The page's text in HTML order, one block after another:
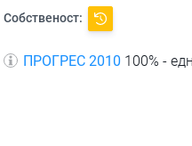
Собственост:
ПРОГРЕС 2010 100% -